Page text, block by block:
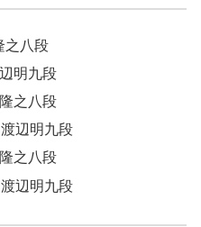
之八段
明九段
之八段
辺明九段
之八段
辺明九段